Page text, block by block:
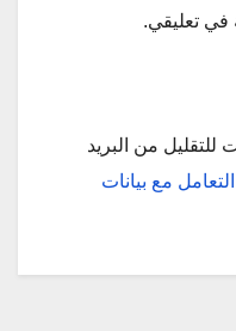
في تعليقي.
من البريد
مع بيانات